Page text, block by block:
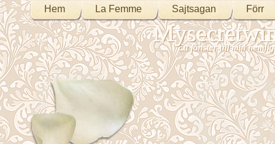
Hem La Femme Sajtsagan Förr
Ett fönster till min